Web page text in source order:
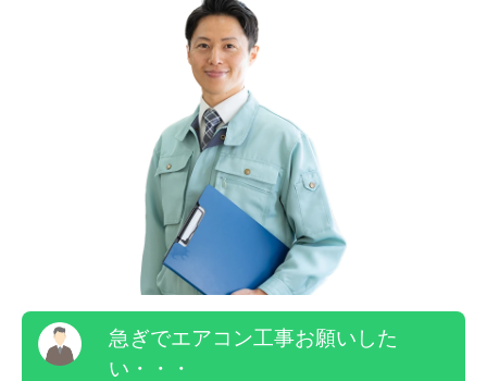
急ぎでエアコン工事お願いした
い・・・